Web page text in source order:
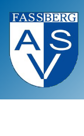
Zum
Inhalt
springen